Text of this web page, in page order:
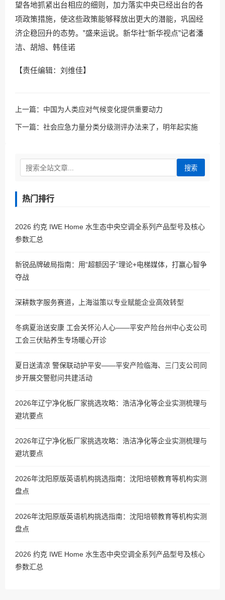
望各地抓紧出台相应的细则，加力落实中央已经出台的各
项政策措施，使这些政策能够释放出更大的潜能，巩固经
济企稳回升的态势。”盛来运说。新华社“新华视点”记者潘
洁、胡旭、韩佳诺
【责任编辑：刘维佳】
上一篇： 中国为人类应对气候变化提供重要动力
下一篇： 社会应急力量分类分级测评办法来了，明年起实施
搜索
热门排行
2026 约克 IWE Home 水生态中央空调全系列产品型号及核心
参数汇总
新锐品牌破局指南：用“超额因子”理论+电梯媒体，打赢心智争
夺战
深耕数字服务赛道，上海溢策以专业赋能企业高效转型
冬病夏治送安康 工会关怀沁人心——平安产险台州中心支公司
工会三伏贴养生专场暖心开诊
夏日送清凉 警保联动护平安——平安产险临海、三门支公司同
步开展交警慰问共建活动
2026年辽宁净化板厂家挑选攻略：浩洁净化等企业实测梳理与
避坑要点
2026年辽宁净化板厂家挑选攻略：浩洁净化等企业实测梳理与
避坑要点
2026年沈阳原版英语机构挑选指南：沈阳培顿教育等机构实测
盘点
2026年沈阳原版英语机构挑选指南：沈阳培顿教育等机构实测
盘点
2026 约克 IWE Home 水生态中央空调全系列产品型号及核心
参数汇总